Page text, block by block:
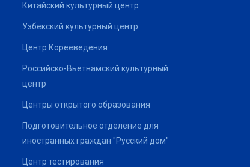
Китайский культурный центр
Узбекский культурный центр
Центр Корееведения
Российско-Вьетнамский культурный
центр
Центры открытого образования
Подготовительное отделение для
иностранных граждан "Русский дом"
Центр тестирования